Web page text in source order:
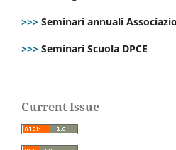
>>> Seminari annuali
>>> Seminari Scuola DPCE
Current Issue